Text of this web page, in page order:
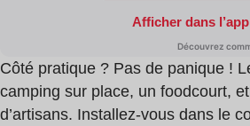
Côté pratique ? Pas de panique !
camping sur place, un foodcourt,
d’artisans. Installez-vous dans le